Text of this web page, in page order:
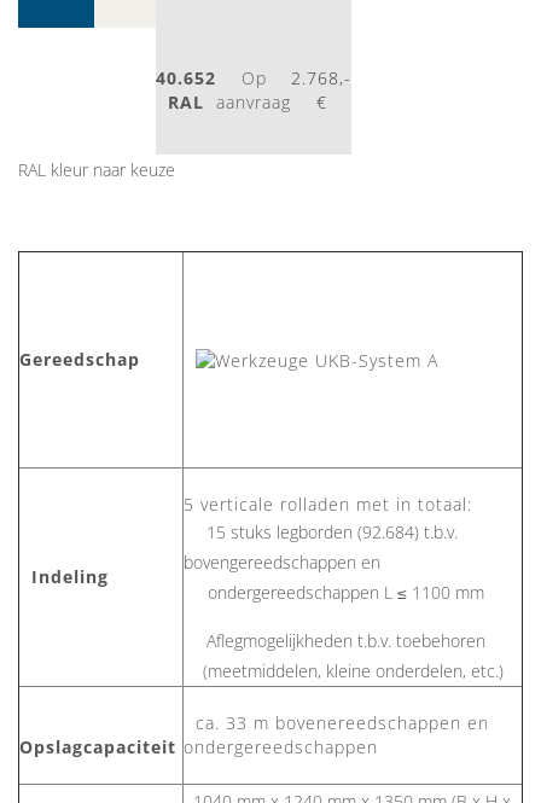
40.652
RAL
Op
aanvraag
2.768,-
€
RAL kleur naar keuze
Gereedschap
Indeling
5 verticale rolladen met in totaal:
15 stuks legborden (92.684) t.b.v.
bovengereedschappen en
ondergereedschappen L ≤ 1100 mm
Aflegmogelijkheden t.b.v. toebehoren
(meetmiddelen, kleine onderdelen, etc.)
Opslagcapaciteit
ca. 33 m bovenereedschappen en
ondergereedschappen